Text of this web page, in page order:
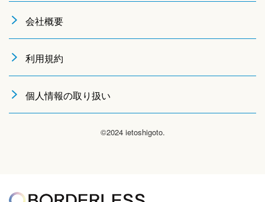
会社概要
利用規約
個人情報の取り扱い
©2024 ietoshigoto.